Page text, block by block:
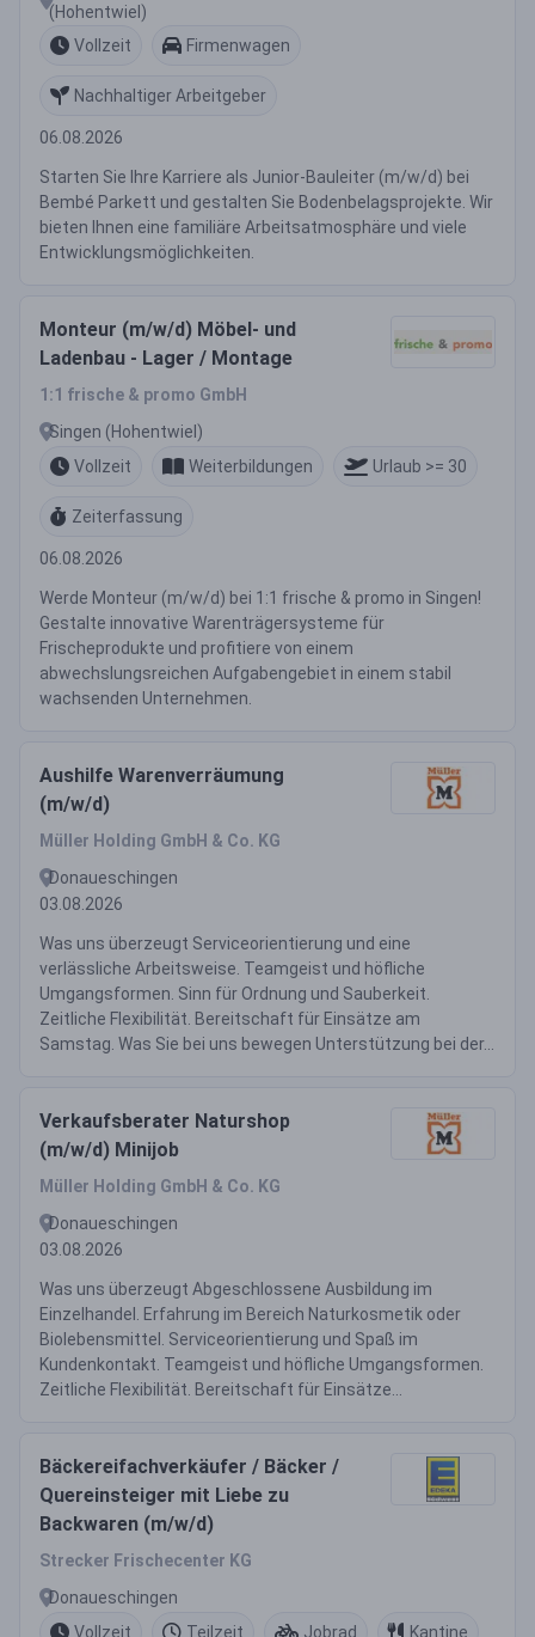
(Hohentwiel)
Vollzeit
Firmenwagen
Nachhaltiger Arbeitgeber
06.08.2026
Starten Sie Ihre Karriere als Junior-Bauleiter (m/w/d) bei
Bembé Parkett und gestalten Sie Bodenbelagsprojekte. Wir
bieten Ihnen eine familiäre Arbeitsatmosphäre und viele
Entwicklungsmöglichkeiten.
Monteur (m/w/d) Möbel- und
Ladenbau - Lager / Montage
1:1 frische & promo GmbH
Singen (Hohentwiel)
Vollzeit
Weiterbildungen Urlaub >= 30
Zeiterfassung
06.08.2026
Werde Monteur (m/w/d) bei 1:1 frische & promo in Singen!
Gestalte innovative Warenträgersysteme für
Frischeprodukte und profitiere von einem
abwechslungsreichen Aufgabengebiet in einem stabil
wachsenden Unternehmen.
Aushilfe Warenverräumung
(m/w/d)
Müller Holding GmbH & Co. KG
Donaueschingen
03.08.2026
Was uns überzeugt Serviceorientierung und eine
verlässliche Arbeitsweise. Teamgeist und höfliche
Umgangsformen. Sinn für Ordnung und Sauberkeit.
Zeitliche Flexibilität. Bereitschaft für Einsätze am
Samstag. Was Sie bei uns bewegen Unterstützung bei der...
Verkaufsberater Naturshop
(m/w/d) Minijob
Müller Holding GmbH & Co. KG
Donaueschingen
03.08.2026
Was uns überzeugt Abgeschlossene Ausbildung im
Einzelhandel. Erfahrung im Bereich Naturkosmetik oder
Biolebensmittel. Serviceorientierung und Spaß im
Kundenkontakt. Teamgeist und höfliche Umgangsformen.
Zeitliche Flexibilität. Bereitschaft für Einsätze...
Bäckereifachverkäufer / Bäcker /
Quereinsteiger mit Liebe zu
Backwaren (m/w/d)
Strecker Frischecenter KG
Donaueschingen
Vollzeit
Teilzeit Jobrad Kantine